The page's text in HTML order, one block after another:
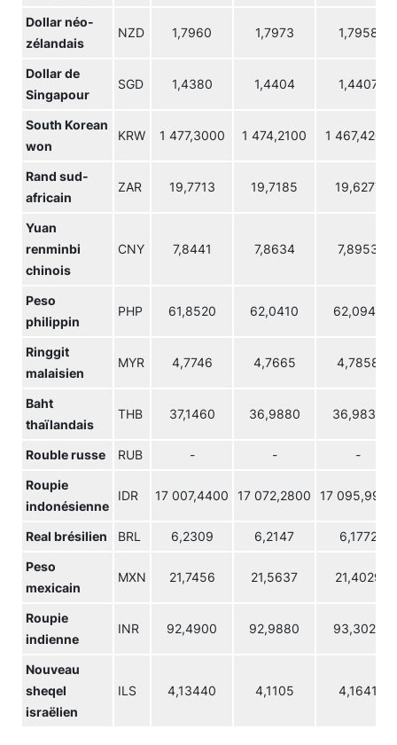
Dollar néo-
zélandais
NZD 1,7960 1,7973 1,7958
Dollar de
Singapour
SGD 1,4380 1,4404 1,4407
South Korean
won
KRW 1 477,3000 1 474,2100 1 467,4200
Rand sud-
africain
ZAR 19,7713 19,7185 19,6277
Yuan
renminbi
chinois
CNY 7,8441 7,8634 7,8953
Peso
philippin
PHP 61,8520 62,0410 62,0940
Ringgit
malaisien
MYR 4,7746 4,7665 4,7858
Baht
thaïlandais
THB 37,1460 36,9880 36,9830
Rouble russe RUB - - -
Roupie
indonésienne
IDR 17 007,4400 17 072,2800 17 095,9900
Real brésilien BRL 6,2309 6,2147 6,1772
Peso
mexicain
MXN 21,7456 21,5637 21,4029
Roupie
indienne
INR 92,4900 92,9880 93,3020
Nouveau
sheqel
israëlien
ILS 4,13440 4,1105 4,1641